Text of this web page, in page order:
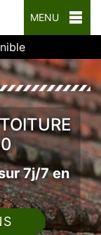
MENU
7j/7 en